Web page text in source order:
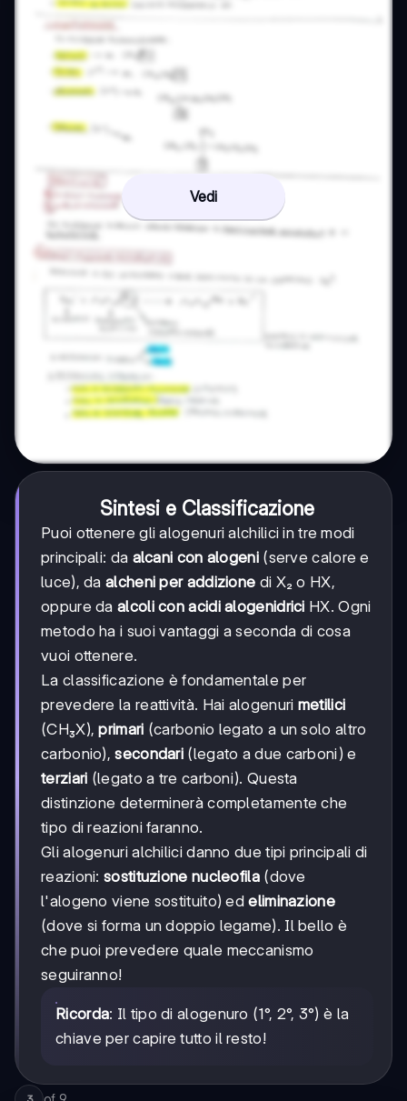
Vedi
Sintesi e Classificazione
Puoi ottenere gli alogenuri alchilici in tre modi
principali: da alcani con alogeni(serve calore e
luce), da alcheni per addizione di X₂ o HX,
oppure daalcoli con acidi alogenidrici HX. Ogni
metodo ha i suoi vantaggi a seconda di cosa
vuoi ottenere.
La classificazione è fondamentale per
prevedere la reattività. Hai alogenuri metilici
(CH₃X),primari (carbonio legato a un solo altro
carbonio),secondari (legato a due carboni) e
terziari (legato a tre carboni). Questa
distinzione determinerà completamente che
tipo di reazioni faranno.
Gli alogenuri alchilici danno due tipi principali di
reazioni: sostituzione nucleofila(dove
l'alogeno viene sostituito) edeliminazione
(dove si forma un doppio legame). Il bello è
che puoi prevedere quale meccanismo
seguiranno!
Ricorda: Il tipo di alogenuro (1°, 2°, 3°) è la
chiave per capire tutto il resto!